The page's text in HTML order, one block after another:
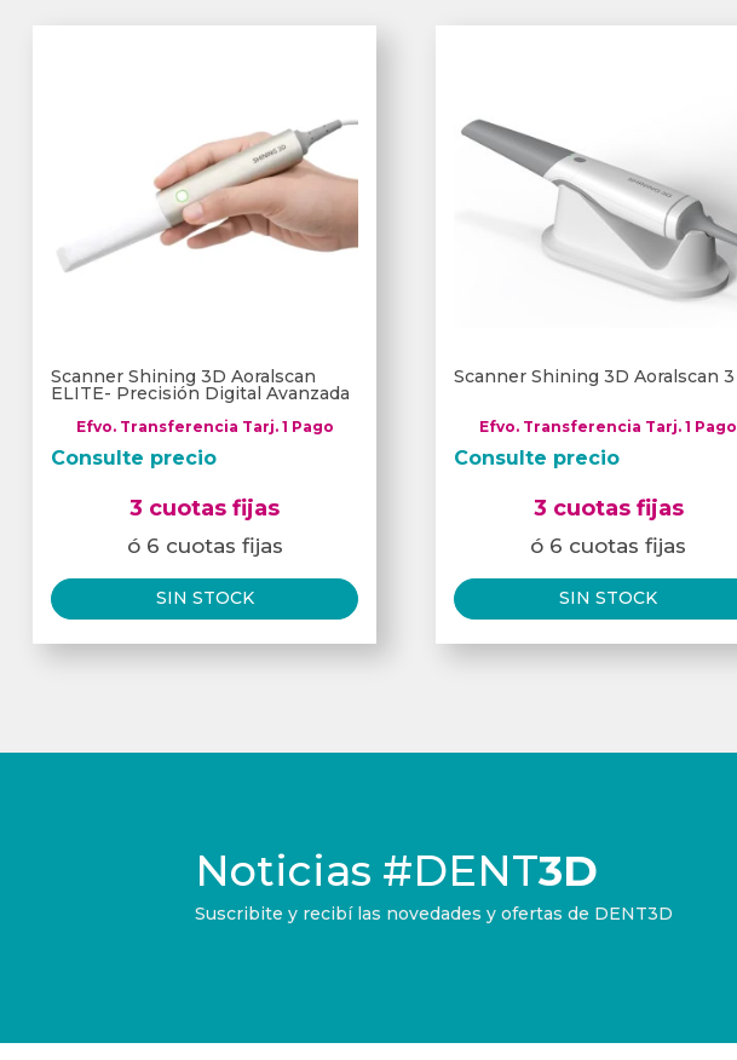
Scanner Shining 3D Aoralscan
ELITE- Precisión Digital Avanzada
Efvo. Transferencia Tarj. 1 Pago
Consulte precio
3 cuotas fijas
ó 6 cuotas fijas
SIN STOCK
Scanner Shining 3D Aoralscan 3
Efvo. Transferencia Tarj. 1 Pago
Consulte precio
3 cuotas fijas
ó 6 cuotas fijas
SIN STOCK
Noticias #DENT3D
Suscribite y recibí las novedades y ofertas de DENT3D